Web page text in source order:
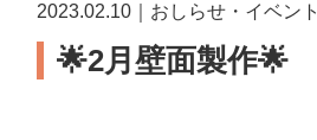
2023.02.10｜おしらせ・イベント
🌟2月壁面製作🌟